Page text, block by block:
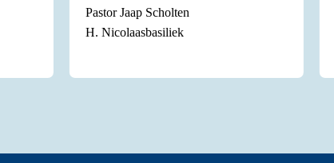
Pastor Jaap Scholten
H. Nicolaasbasiliek